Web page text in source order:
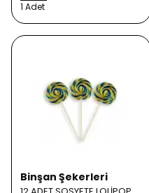
1 Adet
Binşan Şekerleri